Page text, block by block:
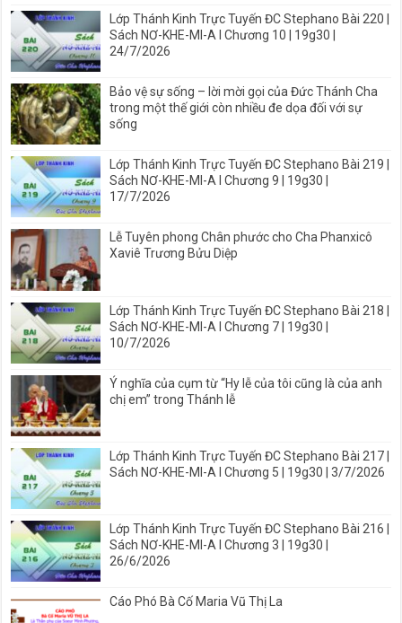
Lớp Thánh Kinh Trực Tuyến ĐC Stephano Bài 220 |
Sách NƠ-KHE-MI-A I Chương 10 | 19g30 |
24/7/2026
Bảo vệ sự sống – lời mời gọi của Đức Thánh Cha
trong một thế giới còn nhiều đe dọa đối với sự
sống
Lớp Thánh Kinh Trực Tuyến ĐC Stephano Bài 219 |
Sách NƠ-KHE-MI-A I Chương 9 | 19g30 |
17/7/2026
Lễ Tuyên phong Chân phước cho Cha Phanxicô
Xaviê Trương Bửu Diệp
Lớp Thánh Kinh Trực Tuyến ĐC Stephano Bài 218 |
Sách NƠ-KHE-MI-A I Chương 7 | 19g30 |
10/7/2026
Ý nghĩa của cụm từ “Hy lễ của tôi cũng là của anh
chị em” trong Thánh lễ
Lớp Thánh Kinh Trực Tuyến ĐC Stephano Bài 217 |
Sách NƠ-KHE-MI-A I Chương 5 | 19g30 | 3/7/2026
Lớp Thánh Kinh Trực Tuyến ĐC Stephano Bài 216 |
Sách NƠ-KHE-MI-A I Chương 3 | 19g30 |
26/6/2026
Cáo Phó Bà Cố Maria Vũ Thị La